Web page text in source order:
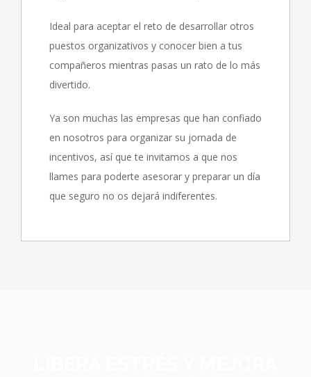
Ideal para aceptar el reto de desarrollar otros
puestos organizativos y conocer bien a tus
compañeros mientras pasas un rato de lo más
divertido.
Ya son muchas las empresas que han confiado
en nosotros para organizar su jornada de
incentivos, así que te invitamos a que nos
llames para poderte asesorar y preparar un día
que seguro no os dejará indiferentes.